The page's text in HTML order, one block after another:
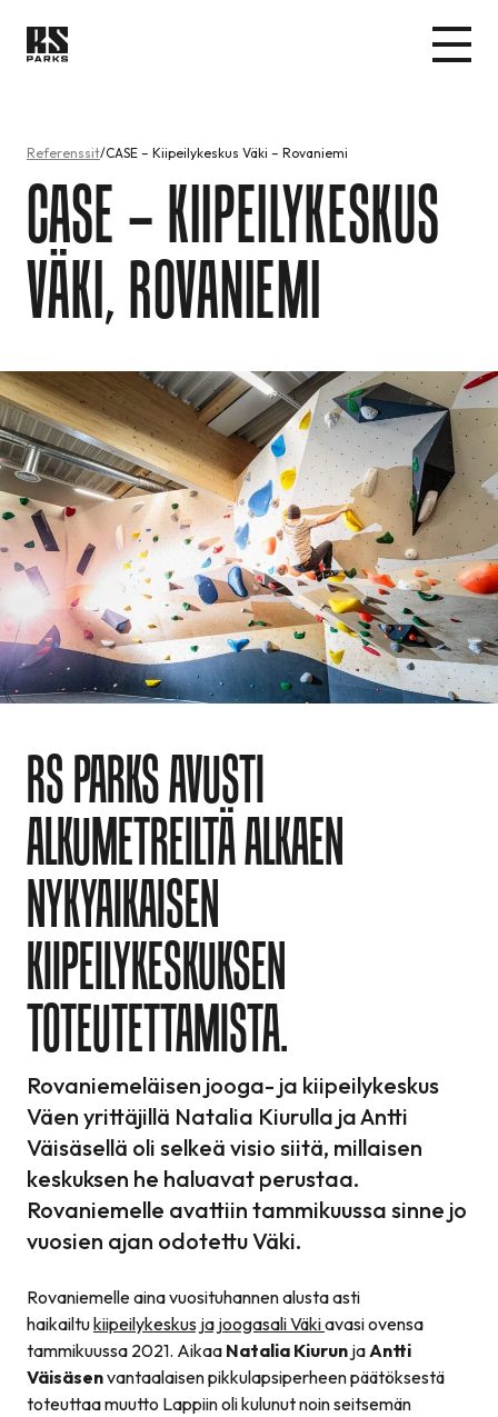
Referenssit CASE – Kiipeilykeskus Väki – Rovaniemi
CASE –KIIPEILYKESKUS
VÄKI, ROVANIEMI
RS PARKS AVUSTI
ALKUMETREILTÄ ALKAEN
NYKYAIKAISEN
KIIPEILYKESKUKSEN
TOTEUTETTAMISTA.
Rovaniemeläisen jooga- ja kiipeilykeskus
Väen yrittäjillä Natalia Kiurulla ja Antti
Väisäsellä oli selkeä visio siitä, millaisen
keskuksen he haluavat perustaa.
Rovaniemelle avattiin tammikuussa sinne jo
vuosien ajan odotettu Väki.
Rovaniemelle aina vuosituhannen alusta asti
haikailtukiipeilykeskus ja joogasali Väkiavasi ovensa
tammikuussa 2021. Aikaa Natalia Kiurun jaAntti
Väisäsenvantaalaisen pikkulapsiperheen päätöksestä
toteuttaa muutto Lappiin oli kulunut noin seitsemän